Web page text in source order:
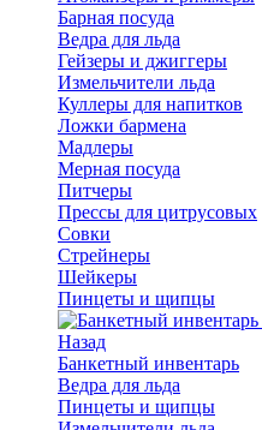
Барная посуда
Ведра для льда
Гейзеры и джиггеры
Измельчители льда
Куллеры для напитков
Ложки бармена
Мадлеры
Мерная посуда
Питчеры
Прессы для цитрусовых
Совки
Стрейнеры
Шейкеры
Пинцеты и щипцы
Назад
Банкетный инвентарь
Ведра для льда
Пинцеты и щипцы